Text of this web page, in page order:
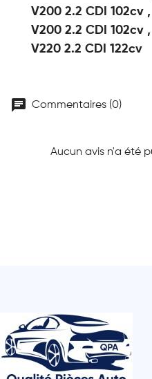
V200 2.2 CDI 102cv ,
V200 2.2 CDI 102cv ,
V220 2.2 CDI 122cv
chat Commentaires (0)
Aucun avis n'a été